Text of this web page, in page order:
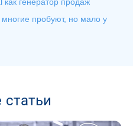
как генератор продаж
многие пробуют, но мало у